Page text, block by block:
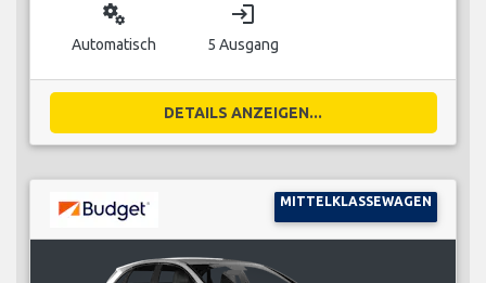
miscellaneous_services
Automatisch
login
5 Ausgang
DETAILS ANZEIGEN...
MITTELKLASSEWAGEN